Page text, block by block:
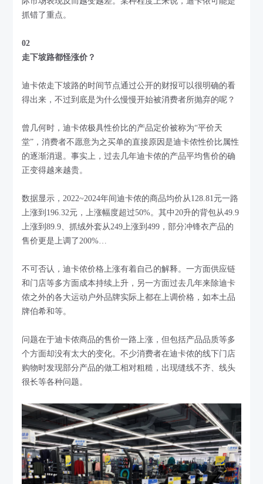
抓错了重点。
02
走下坡路都怪涨价？
迪卡侬走下坡路的时间节点通过公开的财报可以很明确的看
得出来，不过到底是为什么慢慢开始被消费者所抛弃的呢？
曾几何时，迪卡侬极具性价比的产品定价被称为“平价天
堂”，消费者不愿意为之买单的直接原因是迪卡侬性价比属性
的逐渐消退。事实上，过去几年迪卡侬的产品平均售价的确
正变得越来越贵。
数据显示，2022~2024年间迪卡侬的商品均价从128.81元一路
上涨到196.32元，上涨幅度超过50%。其中20升的背包从49.9
上涨到89.9、抓绒外套从249上涨到499，部分冲锋衣产品的
售价更是上调了200%…
不可否认，迪卡侬价格上涨有着自己的解释。一方面供应链
和门店等多方面成本持续上升，另一方面过去几年来除迪卡
侬之外的各大运动户外品牌实际上都在上调价格，如本土品
牌伯希和等。
问题在于迪卡侬商品的售价一路上涨，但包括产品品质等多
个方面却没有太大的变化。不少消费者在迪卡侬的线下门店
购物时发现部分产品的做工相对粗糙，出现缝线不齐、线头
很长等各种问题。